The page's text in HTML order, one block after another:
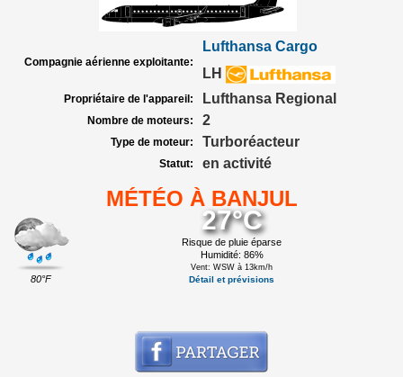
Compagnie aérienne exploitante:
Lufthansa Cargo
LH
Propriétaire de l'appareil: Lufthansa Regional
Nombre de moteurs: 2
Type de moteur: Turboréacteur
Statut: en activité
MÉTÉO À BANJUL
80°F
27°C
Risque de pluie éparse
Humidité: 86%
Vent: WSW à 13km/h
Détail et prévisions